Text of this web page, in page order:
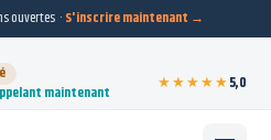
ouvertes · S'inscrire maintenant →
maintenant ★★★★★5,0